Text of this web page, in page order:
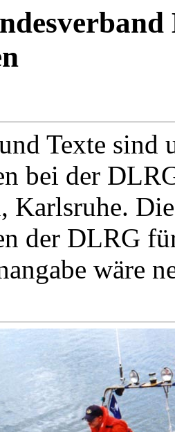
Texte sind
bei der
Karlsruhe.
der DLRG
wäre